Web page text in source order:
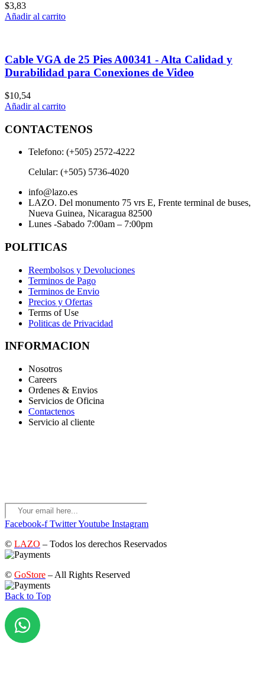
$3,83
Añadir al carrito
Cable VGA de 25 Pies A00341 - Alta Calidad y
Durabilidad para Conexiones de Video
$10,54
Añadir al carrito
CONTACTENOS
Telefono: (+505) 2572-4222
Celular: (+505) 5736-4020
info@lazo.es
LAZO. Del monumento 75 vrs E, Frente terminal de buses,
Nueva Guinea, Nicaragua 82500
Lunes -Sabado 7:00am – 7:00pm
POLITICAS
Reembolsos y Devoluciones
Terminos de Pago
Terminos de Envio
Precios y Ofertas
Terms of Use
Politicas de Privacidad
INFORMACION
Nosotros
Careers
Ordenes & Envios
Servicios de Oficina
Contactenos
Servicio al cliente
Facebook-f TwitterYoutube Instagram
© LAZO – Todos los derechos Reservados
© GoStore – All Rights Reserved
Back to Top